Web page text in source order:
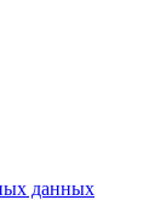
данных